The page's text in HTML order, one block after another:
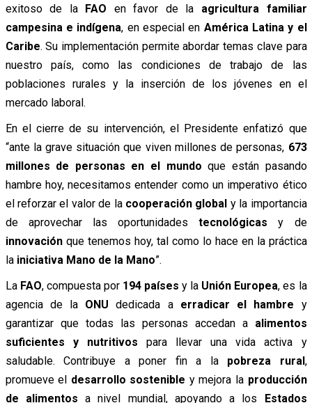
exitoso de la FAO en favor de la agricultura familiar
campesina e indígena, en especial en América Latina y el
Caribe. Su implementación permite abordar temas clave para
nuestro país, como las condiciones de trabajo de las
poblaciones rurales y la inserción de los jóvenes en el
mercado laboral.
En el cierre de su intervención, el Presidente enfatizó que
“ante la grave situación que viven millones de personas, 673
millones de personas en el mundo que están pasando
hambre hoy, necesitamos entender como un imperativo ético
el reforzar el valor de la cooperación global y la importancia
de aprovechar las oportunidadestecnológicas y de
innovaciónque tenemos hoy, tal como lo hace en la práctica
la iniciativa Mano de la Mano”.
La FAO, compuesta por 194 países y la Unión Europea, es la
agencia de la ONU dedicada a erradicar el hambre y
garantizar que todas las personas accedan a alimentos
suficientes y nutritivos para llevar una vida activa y
saludable. Contribuye a poner fin a la pobreza rural,
promueve el desarrollo sostenible y mejora la producción
de alimentos a nivel mundial, apoyando a los Estados